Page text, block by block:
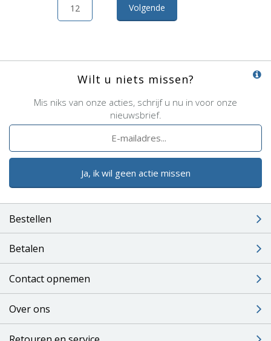
12 Volgende
Wilt u niets missen?
Mis niks van onze acties, schrijf u nu in voor onze
nieuwsbrief.
Ja, ik wil geen actie missen
Bestellen
Betalen
Contact opnemen
Over ons